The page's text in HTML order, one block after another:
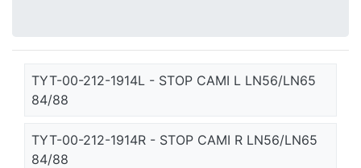
TYT-00-212-1914L - STOP CAMI L LN56/LN65
84/88
TYT-00-212-1914R - STOP CAMI R LN56/LN65
84/88